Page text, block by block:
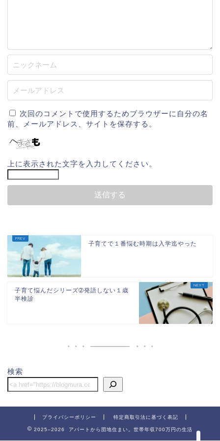
次回のコメントで使用するためブラウザーに自分の名
前、メールアドレス、サイトを保存する。
上に表示された文字を入力してください。
子育てで１番悩む時期は入学迄やった
子育て悩んだシリーズ➁発語しない１歳
半検診
検索
プライバシーポリシー 特定商取引法に基づく表記
2025–2026 アパートから団地住まい。世帯年収700万円の生活
ホーム
子供関連